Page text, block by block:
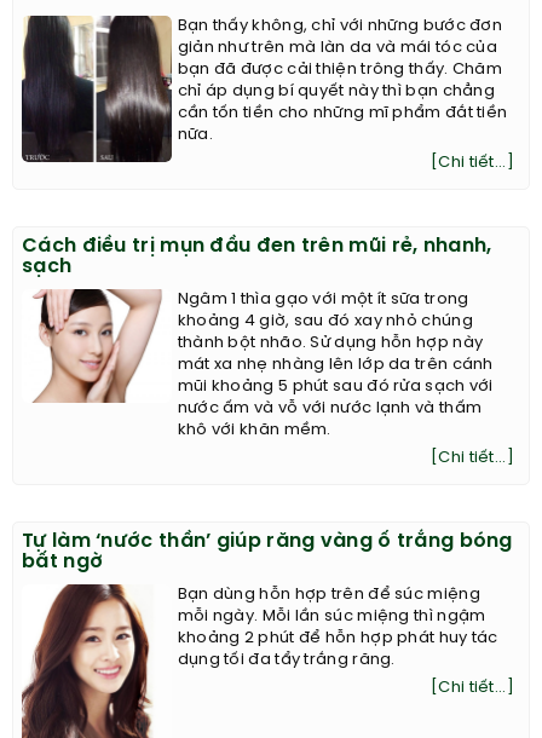
Bạn thấy không, chỉ với những bước đơn
giản như trên mà làn da và mái tóc của
bạn đã được cải thiện trông thấy. Chăm
chỉ áp dụng bí quyết này thì bạn chẳng
cần tốn tiền cho những mĩ phẩm đắt tiền
nữa.
[Chi tiết...]
Cách điều trị mụn đầu đen trên mũi rẻ, nhanh,
sạch
Ngâm 1 thìa gạo với một ít sữa trong
khoảng 4 giờ, sau đó xay nhỏ chúng
thành bột nhão. Sử dụng hỗn hợp này
mát xa nhẹ nhàng lên lớp da trên cánh
mũi khoảng 5 phút sau đó rửa sạch với
nước ấm và vỗ với nước lạnh và thấm
khô với khăn mềm.
[Chi tiết...]
Tự làm ‘nước thần’ giúp răng vàng ố trắng bóng
bất ngờ
Bạn dùng hỗn hợp trên để súc miệng
mỗi ngày. Mỗi lần súc miệng thì ngậm
khoảng 2 phút để hỗn hợp phát huy tác
dụng tối đa tẩy trắng răng.
[Chi tiết...]